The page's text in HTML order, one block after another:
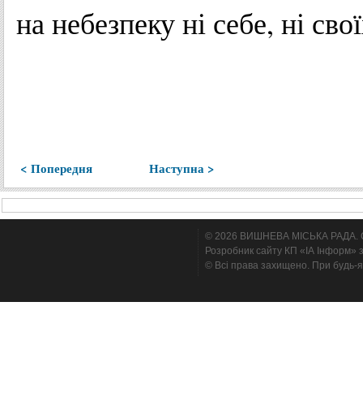
на небезпеку ні себе, ні
< Попередня Наступна >
© 2026 ВИШНЕВА МІСЬКА РАДА.
Розробник сайту КП «ІА Інформ»
© Всі права захищено. При будь-